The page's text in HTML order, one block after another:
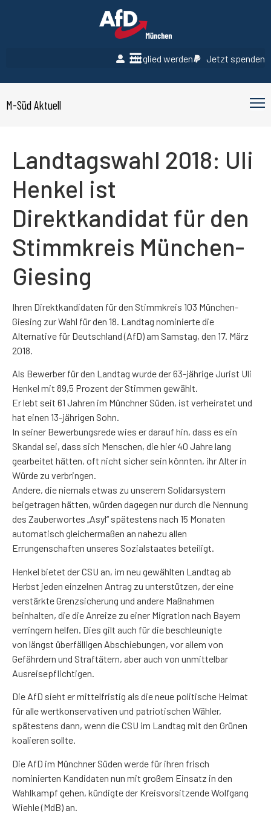
Mitglied werden Jetzt spenden
M-Süd Aktuell
Landtagswahl 2018: Uli
Henkel ist
Direktkandidat für den
Stimmkreis München-
Giesing
Ihren Direktkandidaten für den Stimmkreis 103 München-
Giesing zur Wahl für den 18. Landtag nominierte die
Alternative für Deutschland (AfD) am Samstag, den 17. März
2018.
Als Bewerber für den Landtag wurde der 63-jährige Jurist Uli
Henkel mit 89,5 Prozent der Stimmen gewählt.
Er lebt seit 61 Jahren im Münchner Süden, ist verheiratet und
hat einen 13-jährigen Sohn.
In seiner Bewerbungsrede wies er darauf hin, dass es ein
Skandal sei, dass sich Menschen, die hier 40 Jahre lang
gearbeitet hätten, oft nicht sicher sein könnten, ihr Alter in
Würde zu verbringen.
Andere, die niemals etwas zu unserem Solidarsystem
beigetragen hätten, würden dagegen nur durch die Nennung
des Zauberwortes „Asyl“ spätestens nach 15 Monaten
automatisch gleichermaßen an nahezu allen
Errungenschaften unseres Sozialstaates beteiligt.
Henkel bietet der CSU an, im neu gewählten Landtag ab
Herbst jeden einzelnen Antrag zu unterstützen, der eine
verstärkte Grenzsicherung und andere Maßnahmen
beinhalten, die die Anreize zu einer Migration nach Bayern
verringern helfen. Dies gilt auch für die beschleunigte
von längst überfälligen Abschiebungen, vor allem von
Gefährdern und Straftätern, aber auch von unmittelbar
Ausreisepflichtigen.
Die AfD sieht er mittelfristig als die neue politische Heimat
für alle wertkonservativen und patriotischen Wähler,
spätestens dann, wenn die CSU im Landtag mit den Grünen
koalieren sollte.
Die AfD im Münchner Süden werde für ihren frisch
nominierten Kandidaten nun mit großem Einsatz in den
Wahlkampf gehen, kündigte der Kreisvorsitzende Wolfgang
Wiehle (MdB) an.